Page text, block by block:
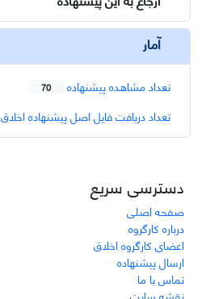
آمار
تعداد مشاهده پیشنهاده 70
تعداد دریافت فایل اصل پیشنهاده اخلاق
دسترسی سریع
صفحه اصلی
درباره کارگروه
اعضای کارگروه اخلاق
ارسال پیشنهاده
تماس با ما